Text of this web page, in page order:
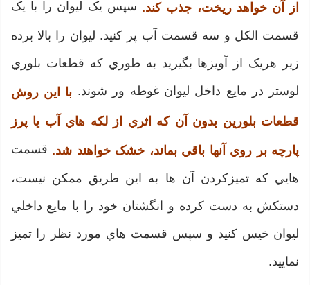
از آن خواهد ريخت، جذب کند. سپس يک ليوان را با يک
قسمت الکل و سه قسمت آب پر کنيد. ليوان را بالا برده
زير هريک از آويزها بگيريد به طوري که قطعات بلوري
لوستر در مايع داخل ليوان غوطه ور شوند. با اين روش
قطعات بلورين بدون آن که اثري از لکه هاي آب يا پرز
پارچه بر روي آنها باقي بماند، خشک خواهند شد. قسمت
هايي که تميزکردن آن ها به اين طريق ممکن نيست،
دستکش به دست کرده و انگشتان خود را با مايع داخلي
ليوان خيس کنيد و سپس قسمت هاي مورد نظر را تميز
نماييد.